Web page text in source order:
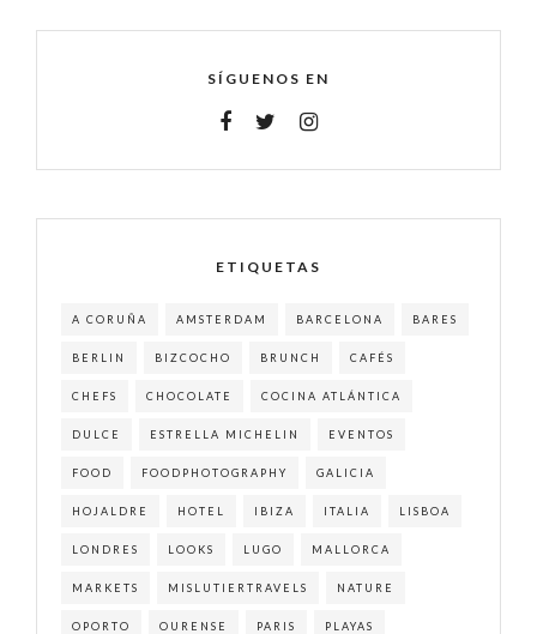
SÍGUENOS EN
ETIQUETAS
A CORUÑA AMSTERDAM BARCELONA BARES
BERLIN BIZCOCHO BRUNCH CAFÉS
CHEFS CHOCOLATE COCINA ATLÁNTICA
DULCE ESTRELLA MICHELIN EVENTOS
FOOD FOODPHOTOGRAPHY GALICIA
HOJALDRE HOTEL IBIZA ITALIA LISBOA
LONDRES LOOKS LUGO MALLORCA
MARKETS MISLUTIERTRAVELS NATURE
OPORTO OURENSE PARIS PLAYAS